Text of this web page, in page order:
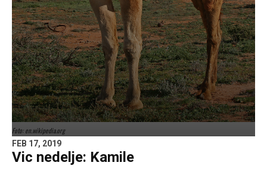
Foto: en.wikipedia.org
FEB 17, 2019
Vic nedelje: Kamile